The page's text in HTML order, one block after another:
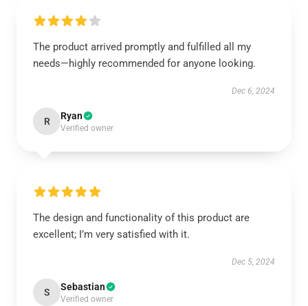
The product arrived promptly and fulfilled all my
needs—highly recommended for anyone looking.
Dec 6, 2024
R Ryan
Verified owner
The design and functionality of this product are
excellent; I’m very satisfied with it.
Dec 5, 2024
S Sebastian
Verified owner